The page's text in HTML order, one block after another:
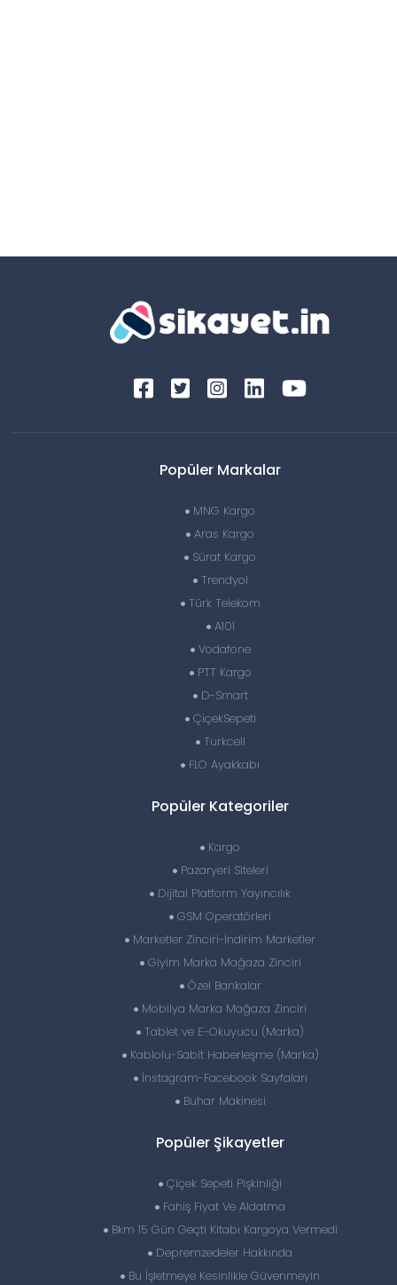
Popüler Markalar
MNG Kargo
Aras Kargo
Sürat Kargo
Trendyol
Türk Telekom
A101
Vodafone
PTT Kargo
D-Smart
ÇiçekSepeti
Turkcell
FLO Ayakkabı
Popüler Kategoriler
Kargo
Pazaryeri Siteleri
Dijital Platform Yayıncılık
GSM Operatörleri
Marketler Zinciri-İndirim Marketler
Giyim Marka Mağaza Zinciri
Özel Bankalar
Mobilya Marka Mağaza Zinciri
Tablet ve E-Okuyucu (Marka)
Kablolu-Sabit Haberleşme (Marka)
İnstagram-Facebook Sayfaları
Buhar Makinesi
Popüler Şikayetler
Çiçek Sepeti Pişkinliği
Fahiş Fiyat Ve Aldatma
Bkm 15 Gün Geçti Kitabı Kargoya Vermedi
Depremzedeler Hakkında
Bu İşletmeye Kesinlikle Güvenmeyin